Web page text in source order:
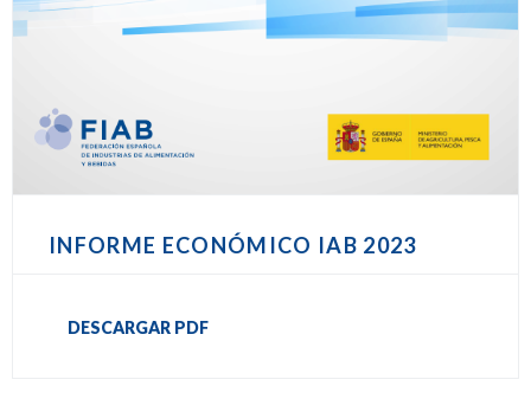
INFORME ECONÓMICO IAB 2023
DESCARGAR PDF